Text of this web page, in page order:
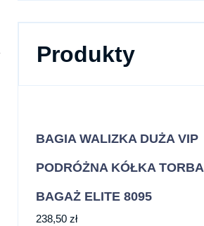
Produkty
BAGIA WALIZKA DUŻA VIP
PODRÓŻNA KÓŁKA TORBA
BAGAŻ ELITE 8095
238,50 zł